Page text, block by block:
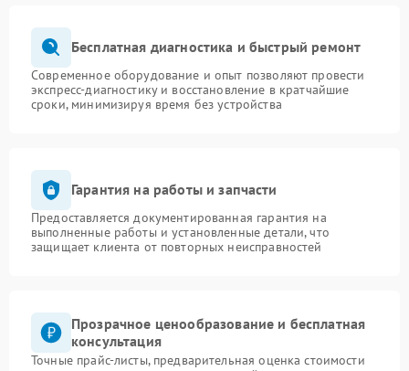
Бесплатная диагностика и быстрый ремонт
Современное оборудование и опыт позволяют провести
экспресс-диагностику и восстановление в кратчайшие
сроки, минимизируя время без устройства
Гарантия на работы и запчасти
Предоставляется документированная гарантия на
выполненные работы и установленные детали, что
защищает клиента от повторных неисправностей
Прозрачное ценообразование и бесплатная
консультация
Точные прайс-листы, предварительная оценка стоимости